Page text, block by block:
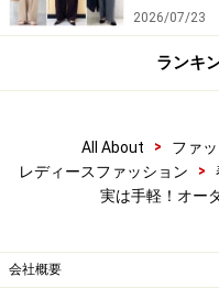
※記事内容は執筆時点のも
2026/07/23
ランキ
All About > ファ
レディースファッション
>
実は手軽！オー
会社概要